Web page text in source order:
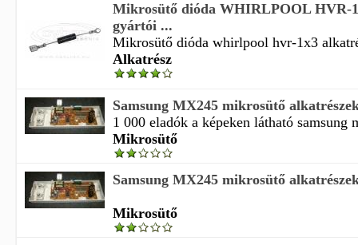
Mikrosütő dióda WHIRLPOOL HVR-
gyártói ...
Mikrosütő dióda whirlpool hvr-1x3
Alkatrész
Samsung MX245 mikrosütő
1 000 eladók a képeken látható samsung
Mikrosütő
Samsung MX245 mikrosütő
Mikrosütő